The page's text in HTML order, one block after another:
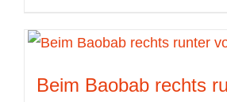
Beim Baobab rechts